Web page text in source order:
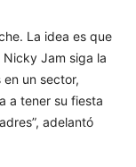
La idea es que
Jam siga la
un sector,
a tener su fiesta
adelantó